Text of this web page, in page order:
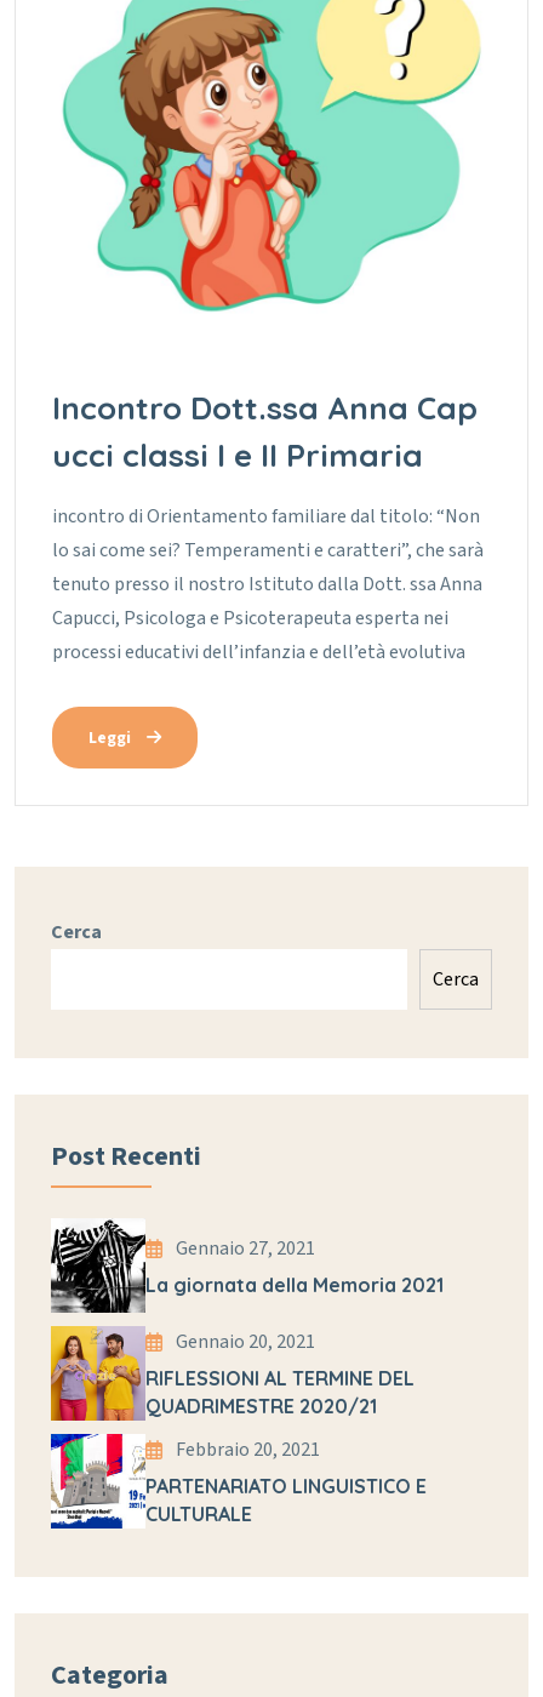
Incontro Dott.ssa Anna Cap
ucci classi I e II Primaria
incontro di Orientamento familiare dal titolo: “Non
lo sai come sei? Temperamenti e caratteri”, che sarà
tenuto presso il nostro Istituto dalla Dott. ssa Anna
Capucci, Psicologa e Psicoterapeuta esperta nei
processi educativi dell’infanzia e dell’età evolutiva
Leggi
Cerca
Cerca
Post Recenti
Gennaio 27, 2021
La giornata della Memoria 2021
Gennaio 20, 2021
RIFLESSIONI AL TERMINE DEL
QUADRIMESTRE 2020/21
Febbraio 20, 2021
PARTENARIATO LINGUISTICO E
CULTURALE
Categoria